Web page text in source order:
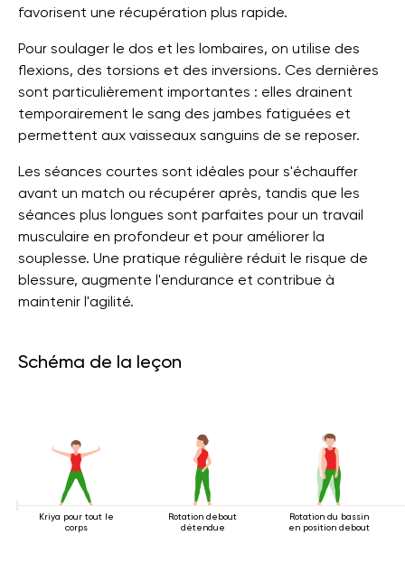
favorisent une récupération plus rapide.
Pour soulager le dos et les lombaires, on utilise des
flexions, des torsions et des inversions. Ces dernières
sont particulièrement importantes : elles drainent
temporairement le sang des jambes fatiguées et
permettent aux vaisseaux sanguins de se reposer.
Les séances courtes sont idéales pour s'échauffer
avant un match ou récupérer après, tandis que les
séances plus longues sont parfaites pour un travail
musculaire en profondeur et pour améliorer la
souplesse. Une pratique régulière réduit le risque de
blessure, augmente l'endurance et contribue à
maintenir l'agilité.
Schéma de la leçon
Kriya pour tout le
corps
Rotation debout
détendue
Rotation du bassin
en position debout